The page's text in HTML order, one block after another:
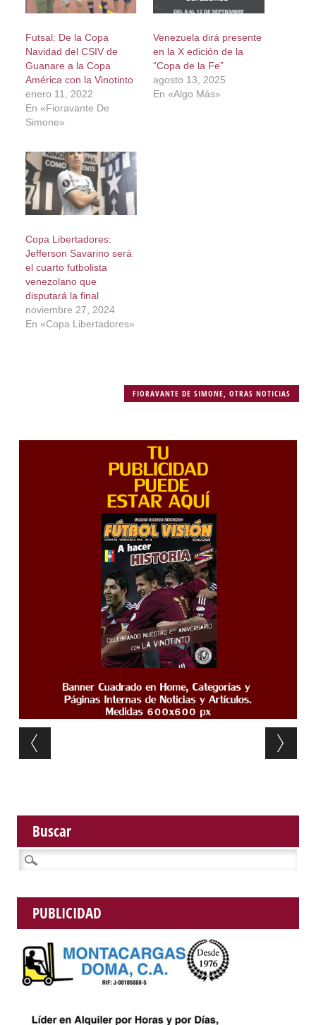
Futsal: De la Copa
Navidad del CSIV de
Guanare a la Copa
América con la Vinotinto
enero 11, 2022
En «Fioravante De
Simone»
Venezuela dirá presente
en la X edición de la
“Copa de la Fe”
agosto 13, 2025
En «Algo Más»
Copa Libertadores:
Jefferson Savarino será
el cuarto futbolista
venezolano que
disputará la final
noviembre 27, 2024
En «Copa Libertadores»
FIORAVANTE DE SIMONE,OTRAS NOTICIAS
Post navigation
Buscar
Buscar:
PUBLICIDAD